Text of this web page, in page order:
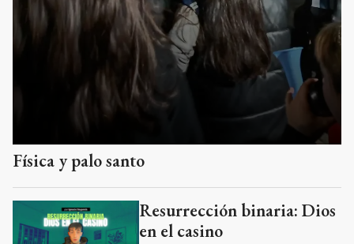
Física y palo santo
Resurrección binaria: Dios
en el casino